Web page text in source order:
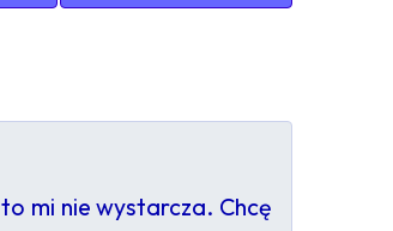
mi nie wystarcza. Chcę